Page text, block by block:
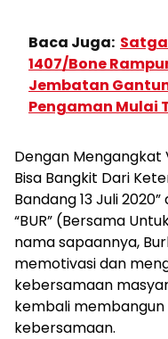
Baca Juga:
1407/Bone
Jembatan
Pengaman Mulai
Dengan Mengangkat
Bisa Bangkit Dari
Bandang 13 Juli
“BUR” (Bersama
nama sapaannya,
memotivasi dan
kebersamaan
kembali membangun
kebersamaan.